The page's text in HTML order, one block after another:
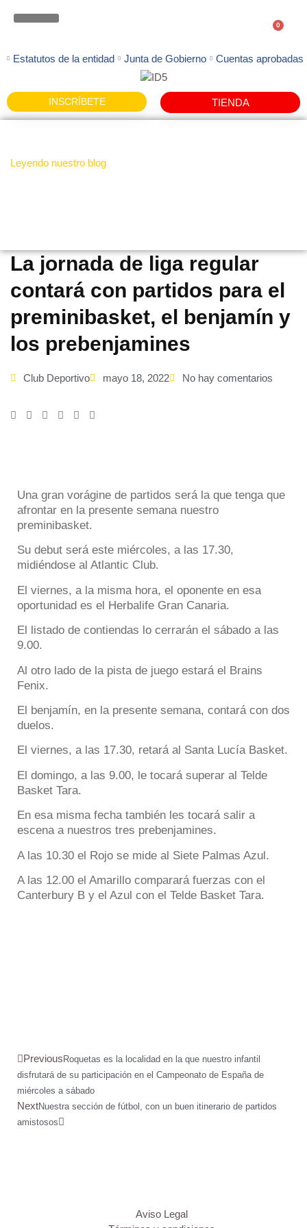
0
Estatutos de la entidad Junta de Gobierno Cuentas aprobadas
INSCRÍBETE TIENDA
Leyendo nuestro blog
La jornada de liga regular
contará con partidos para el
preminibasket, el benjamín y
los prebenjamines
Club Deportivo mayo 18, 2022 No hay comentarios
Una gran vorágine de partidos será la que tenga que
afrontar en la presente semana nuestro
preminibasket.
Su debut será este miércoles, a las 17.30,
midiéndose al Atlantic Club.
El viernes, a la misma hora, el oponente en esa
oportunidad es el Herbalife Gran Canaria.
El listado de contiendas lo cerrarán el sábado a las
9.00.
Al otro lado de la pista de juego estará el Brains
Fenix.
El benjamín, en la presente semana, contará con dos
duelos.
El viernes, a las 17.30, retará al Santa Lucía Basket.
El domingo, a las 9.00, le tocará superar al Telde
Basket Tara.
En esa misma fecha también les tocará salir a
escena a nuestros tres prebenjamines.
A las 10.30 el Rojo se mide al Siete Palmas Azul.
A las 12.00 el Amarillo comparará fuerzas con el
Canterbury B y el Azul con el Telde Basket Tara.
Previous Roquetas es la localidad en la que nuestro infantil
disfrutará de su participación en el Campeonato de España de
miércoles a sábado
NextNuestra sección de fútbol, con un buen itinerario de partidos
amistosos
Aviso Legal